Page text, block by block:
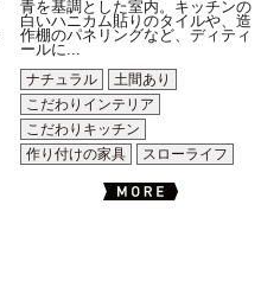
青を基調とした室内。キッチンの
白いハニカム貼りのタイルや、造
作棚のパネリングなど、ディティ
ールに...
ナチュラル
土間あり
こだわりインテリア
こだわりキッチン
作り付けの家具
スローライフ